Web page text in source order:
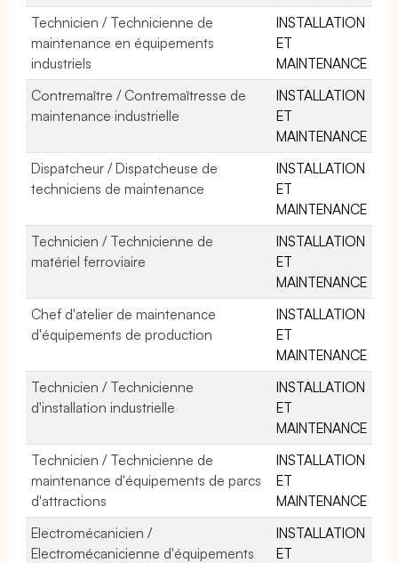
Technicien / Technicienne de
maintenance en équipements
industriels
INSTALLATION
ET
MAINTENANCE
Contremaître / Contremaîtresse de
maintenance industrielle
INSTALLATION
ET
MAINTENANCE
Dispatcheur / Dispatcheuse de
techniciens de maintenance
INSTALLATION
ET
MAINTENANCE
Technicien / Technicienne de
matériel ferroviaire
INSTALLATION
ET
MAINTENANCE
Chef d'atelier de maintenance
d'équipements de production
INSTALLATION
ET
MAINTENANCE
Technicien / Technicienne
d'installation industrielle
INSTALLATION
ET
MAINTENANCE
Technicien / Technicienne de
maintenance d'équipements de parcs
d'attractions
INSTALLATION
ET
MAINTENANCE
Electromécanicien /
Electromécanicienne d'équipements
INSTALLATION
ET